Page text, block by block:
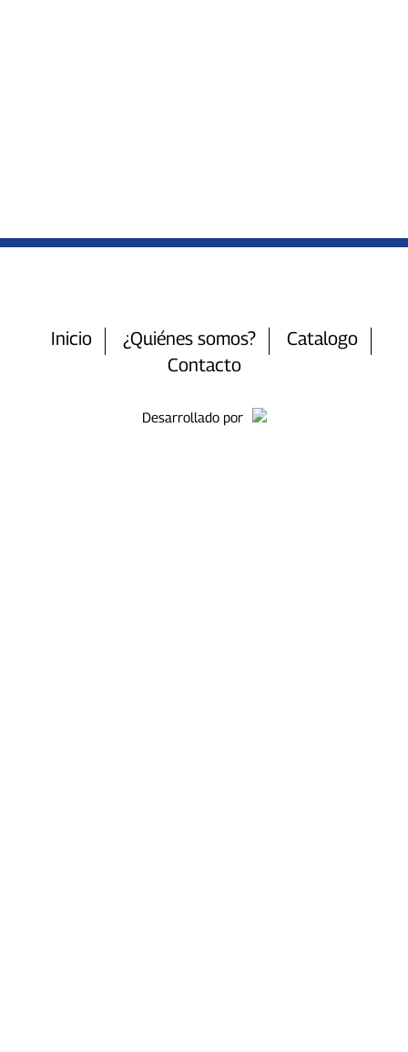
Inicio ¿Quiénes somos?
Catalogo
Contacto
Desarrollado por